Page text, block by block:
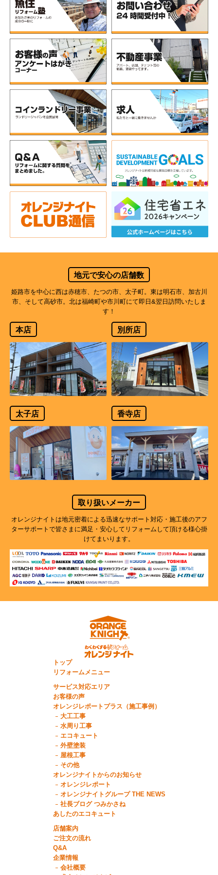
地元で安心の店舗数
姫路市を中心に西は赤穂市、たつの市、太子町。東は明石市、加古川
市、そして高砂市。北は福崎町や市川町にて即日&翌日訪問いたしま
す！
本店 別所店
太子店 香寺店
取り扱いメーカー
オレンジナイトは地元密着による迅速なサポート対応・施工後のアフ
ターサポートで皆さまに満足・安心してリフォームして頂ける様心掛
けてまいります。
トップ
リフォームメニュー
サービス対応エリア
お客様の声
オレンジレポートプラス（施工事例）
大工工事
水周り工事
エコキュート
外壁塗装
屋根工事
その他
オレンジナイトからのお知らせ
オレンジレポート
オレンジナイトグループ THE NEWS
社長ブログ つみかさね
あしたのエコキュート
店舗案内
ご注文の流れ
Q&A
企業情報
会社概要